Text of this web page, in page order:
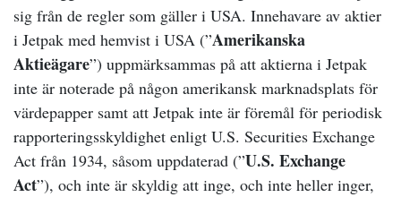
sig från de regler som gäller i USA. Innehavare av aktier
i Jetpak med hemvist i USA (”Amerikanska
Aktieägare”) uppmärksammas på att aktierna i Jetpak
inte är noterade på någon amerikansk marknadsplats för
värdepapper samt att Jetpak inte är föremål för periodisk
rapporteringsskyldighet enligt U.S. Securities Exchange
Act från 1934, såsom uppdaterad (”U.S. Exchange
Act”), och inte är skyldig att inge, och inte heller inger,